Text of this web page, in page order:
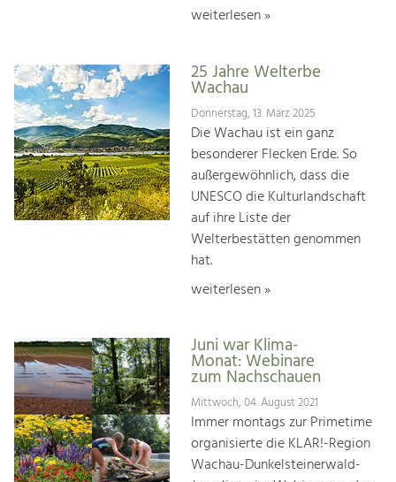
weiterlesen »
25 Jahre Welterbe
Wachau
Donnerstag, 13. März 2025
Die Wachau ist ein ganz
besonderer Flecken Erde. So
außergewöhnlich, dass die
UNESCO die Kulturlandschaft
auf ihre Liste der
Welterbestätten genommen
hat.
weiterlesen »
Juni war Klima-
Monat: Webinare
zum Nachschauen
Mittwoch, 04. August 2021
Immer montags zur Primetime
organisierte die KLAR!-Region
Wachau-Dunkelsteinerwald-